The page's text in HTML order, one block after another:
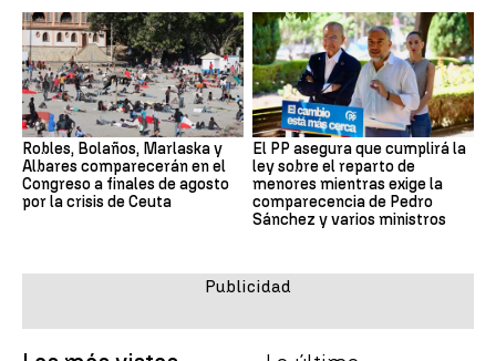
Robles, Bolaños, Marlaska y
Albares comparecerán en el
Congreso a finales de agosto
por la crisis de Ceuta
El PP asegura que cumplirá la
ley sobre el reparto de
menores mientras exige la
comparecencia de Pedro
Sánchez y varios ministros